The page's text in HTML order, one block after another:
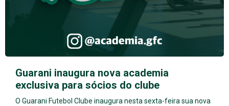
Guarani inaugura nova academia
exclusiva para sócios do clube
O Guarani Futebol Clube inaugura nesta sexta-feira sua nova